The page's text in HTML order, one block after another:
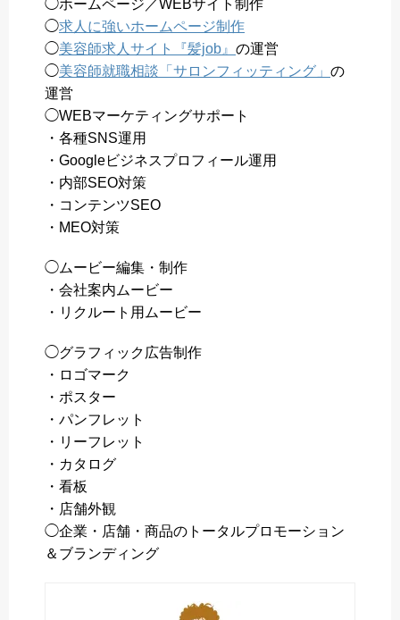
◯ホームページ／WEBサイト制作
◯求人に強いホームページ制作
◯美容師求人サイト『髪job』 の運営
◯美容師就職相談「サロンフィッティング」 の
運営
◯WEBマーケティングサポート
・各種SNS運用
・Googleビジネスプロフィール運用
・内部SEO対策
・コンテンツSEO
・MEO対策
◯ムービー編集・制作
・会社案内ムービー
・リクルート用ムービー
◯グラフィック広告制作
・ロゴマーク
・ポスター
・パンフレット
・リーフレット
・カタログ
・看板
・店舗外観
◯企業・店舗・商品のトータルプロモーション
＆ブランディング